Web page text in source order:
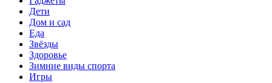
Дети
Дом и сад
Еда
Звёзды
Здоровье
Зимние виды спорта
Игры